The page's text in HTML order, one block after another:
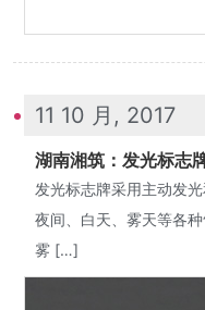
11 10 月, 2017
湖南湘筑：发光标志
发光标志牌采用主动发
夜间、白天、雾天等各
雾 […]